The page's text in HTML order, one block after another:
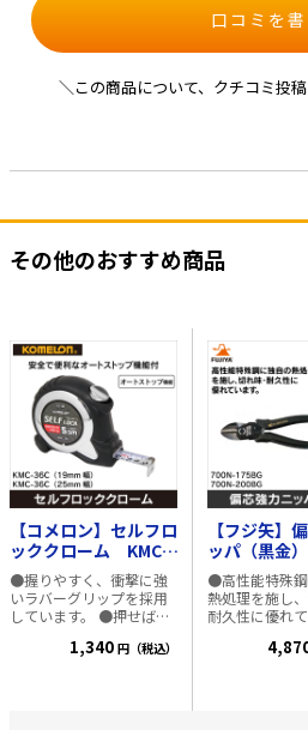
口コミを書
＼この商品について、クチコミ投
その他のおすすめ商品
【コメロン】セルフロ
ッククローム KMC-
36C（25mm幅）
●握りやすく、衝撃に強
いラバーグリップを採用
しています。 ●押せば引
全設計です。 ●摩擦に強
1,340 円（税込）
【フジ矢】
ッパ（黒金
175BG
●高性能特殊
熱処理を施し
耐久性に優れ
で落下防止コ